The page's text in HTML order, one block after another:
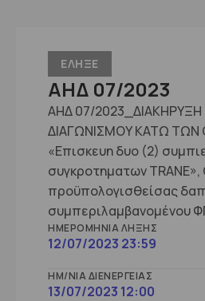
ΕΛΗΞΕ
ΑΗΔ 07/2023
ΑΗΔ 07/
ΔΙΑΓΩΝΙΣΜΟΥ ΚΑΤΩ ΤΩΝ
«Επισκευη δυο (2)
συγκροτηματων
προϋπoλογισθείσας
συμπεριλαμβανομένου
ΗΜΕΡΟΜΗΝΊΑ ΛΉΞΗΣ
12/07/2023 23:59
ΗΜ/ΝΊΑ ΔΙΕΝΈΡΓΕΙΑΣ
13/07/2023 12:00